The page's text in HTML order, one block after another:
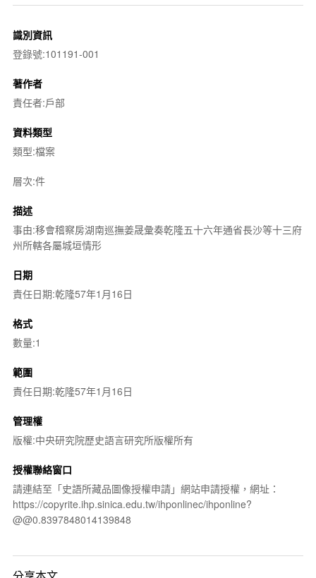
識別資訊
登錄號:101191-001
著作者
責任者:戶部
資料類型
類型:檔案
層次:件
描述
事由:移會稽察房湖南巡撫姜晟彙奏乾隆五十六年通省長沙等十三府
州所轄各屬城垣情形
日期
責任日期:乾隆57年1月16日
格式
數量:1
範圍
責任日期:乾隆57年1月16日
管理權
版權:中央研究院歷史語言研究所版權所有
授權聯絡窗口
請連結至「史語所藏品圖像授權申請」網站申請授權，網址：
https://copyrite.ihp.sinica.edu.tw/ihponlinec/ihponline?
@@0.8397848014139848